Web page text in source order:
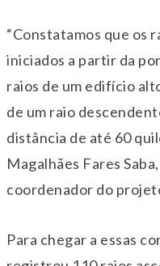
“Constatamos que os
iniciados a partir da
raios de um edifício
de um raio
distância de até 60
Magalhães Fares
coordenador do
Para chegar a essas